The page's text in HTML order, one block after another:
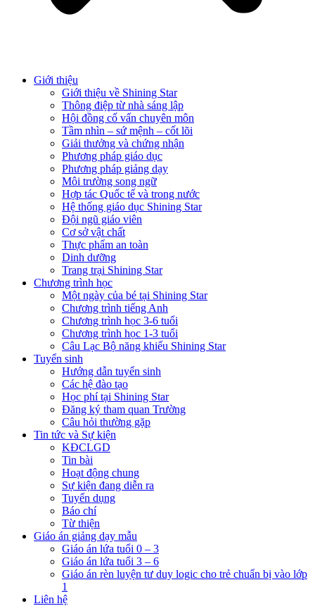
Giới thiệu
Giới thiệu về Shining Star
Thông điệp từ nhà sáng lập
Hội đồng cố vấn chuyên môn
Tầm nhìn – sứ mệnh – cốt lõi
Giải thưởng và chứng nhận
Phương pháp giáo dục
Phương pháp giảng dạy
Môi trường song ngữ
Hợp tác Quốc tế và trong nước
Hệ thống giáo dục Shining Star
Đội ngũ giáo viên
Cơ sở vật chất
Thực phẩm an toàn
Dinh dưỡng
Trang trại Shining Star
Chương trình học
Một ngày của bé tại Shining Star
Chương trình tiếng Anh
Chương trình học 3-6 tuổi
Chương trình học 1-3 tuổi
Câu Lạc Bộ năng khiếu Shining Star
Tuyển sinh
Hướng dẫn tuyển sinh
Các hệ đào tạo
Học phí tại Shining Star
Đăng ký tham quan Trường
Câu hỏi thường gặp
Tin tức và Sự kiện
KĐCLGD
Tin bài
Hoạt động chung
Sự kiện đang diễn ra
Tuyển dụng
Báo chí
Từ thiện
Giáo án giảng dạy mẫu
Giáo án lứa tuổi 0 – 3
Giáo án lứa tuổi 3 – 6
Giáo án rèn luyện tư duy logic cho trẻ chuẩn bị vào lớp
1
Liên hệ